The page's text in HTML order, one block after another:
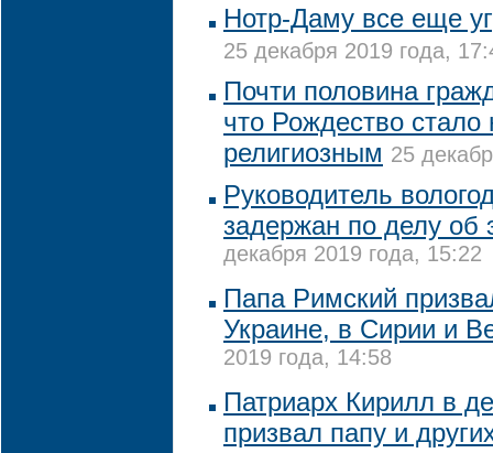
Нотр-Даму все еще
25 декабря 2019 года,
Почти половина
что Рождество стало
религиозным 25
Руководитель
задержан по делу об
декабря 2019 года, 15:22
Папа Римский
Украине, в Сирии и
2019 года, 14:58
Патриарх Кирилл в
призвал папу и